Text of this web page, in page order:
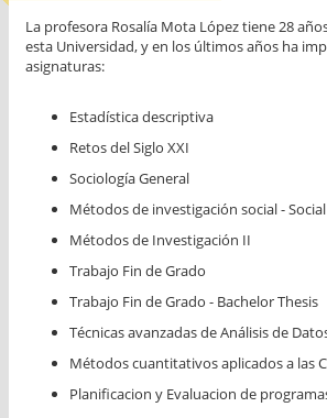
La profesora Rosalía Mota López tiene 28
esta Universidad, y en los últimos años ha
asignaturas:
Estadística descriptiva
Retos del Siglo XXI
Sociología General
Métodos de investigación social -
Métodos de Investigación II
Trabajo Fin de Grado
Trabajo Fin de Grado - Bachelor Thesis
Técnicas avanzadas de Análisis de
Métodos cuantitativos aplicados a las
Planificacion y Evaluacion de